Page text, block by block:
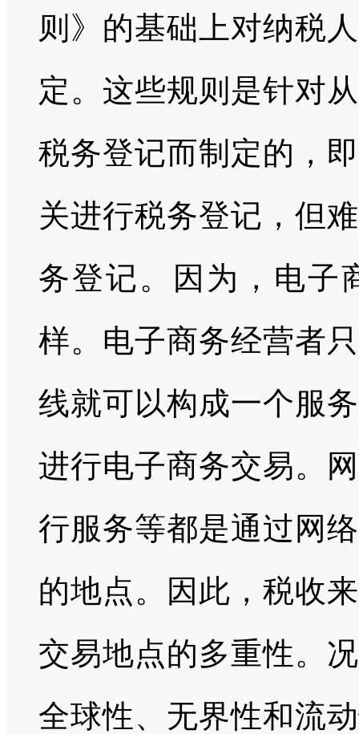
则》的基础上对纳税
定。这些规则是针对
税务登记而制定的，
关进行税务登记，但
务登记。因为，电子
样。电子商务经营者
线就可以构成一个服
进行电子商务交易。
行服务等都是通过网
的地点。因此，税收
交易地点的多重性。
全球性、无界性和流